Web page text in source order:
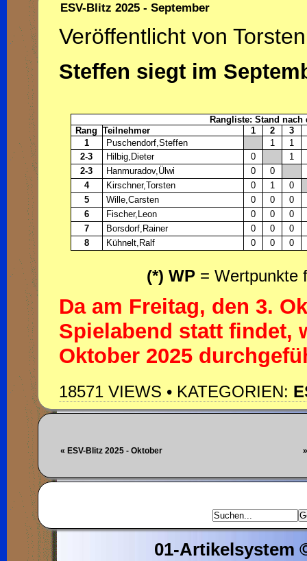
ESV-Blitz 2025 - September
Veröffentlicht von Torsten
Steffen siegt im
Rangliste: Stand
Rang Teilnehmer 1 2
3
1
Puschendorf,Steffen 1
1
2-3
Hilbig,Dieter 0
1
2-3
Hanmuradov,Ülwi 0
0
4
Kirschner,Torsten 0 1
0
5
Wille,Carsten 0 0
0
6
Fischer,Leon 0 0
0
7
Borsdorf,Rainer 0 0
0
8
Kühnelt,Ralf 0 0 0
(*) WP = Wertpunkte
Da am Freitag, den 3.
Spielabend statt findet,
Oktober 2025
18571 VIEWS • KATEGORIEN:
« ESV-Blitz 2025 - Oktober
01-Artikelsystem